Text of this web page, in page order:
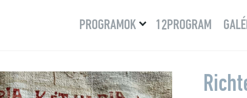
PROGRAMOK
Menü
lenyitása
12PROGRAM